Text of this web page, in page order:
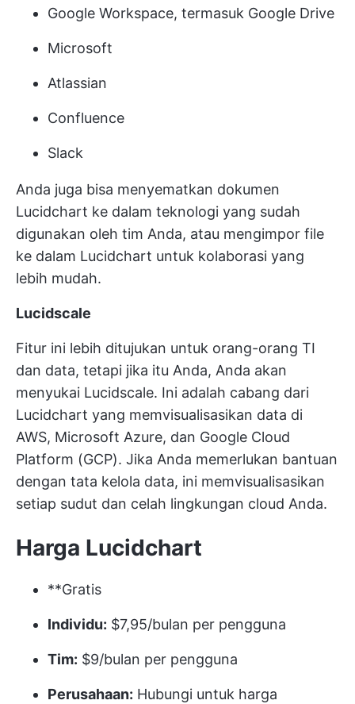
Google Workspace, termasuk Google Drive
Microsoft
Atlassian
Confluence
Slack
Anda juga bisa menyematkan dokumen
Lucidchart ke dalam teknologi yang sudah
digunakan oleh tim Anda, atau mengimpor file
ke dalam Lucidchart untuk kolaborasi yang
lebih mudah.
Lucidscale
Fitur ini lebih ditujukan untuk orang-orang TI
dan data, tetapi jika itu Anda, Anda akan
menyukai Lucidscale. Ini adalah cabang dari
Lucidchart yang memvisualisasikan data di
AWS, Microsoft Azure, dan Google Cloud
Platform (GCP). Jika Anda memerlukan bantuan
dengan tata kelola data, ini memvisualisasikan
setiap sudut dan celah lingkungan cloud Anda.
Harga Lucidchart
**Gratis
Individu: $7,95/bulan per pengguna
Tim: $9/bulan per pengguna
Perusahaan: Hubungi untuk harga